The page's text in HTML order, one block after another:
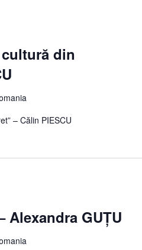
din
– Călin PIESCU
Alexandra GUȚU